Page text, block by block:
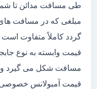
طی مسافت مدائن تا
مبلغی که در مسافت
گردد کاملاً متفاوت است
قیمت وابسته به نوع
مسافت شکل می گیرد و
قیمت آمبولانس خصوصی